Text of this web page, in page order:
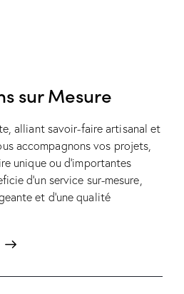
sur Mesure
alliant savoir-faire artisanal et
accompagnons vos projets,
unique ou d’importantes
d’un service sur-mesure,
et d’une qualité